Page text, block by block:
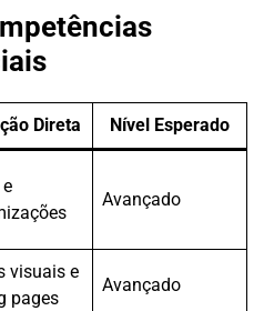
Direta Nível Esperado
Avançado
visuais e
pages
Avançado